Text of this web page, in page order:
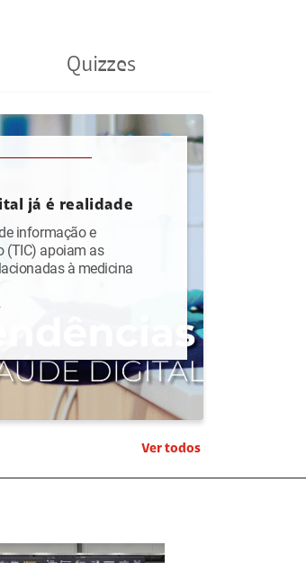
Quizzes
já é realidade
informação e
(TIC) apoiam as
à medicina
Ver todos